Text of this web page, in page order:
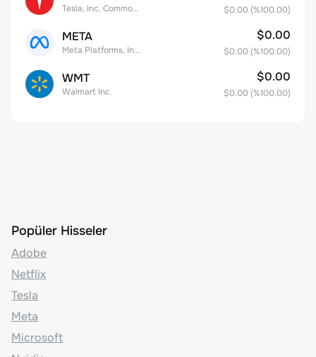
Tesla, Inc. Common Stock $0.00 (%100.00)
META
Meta Platforms, Inc. Class A Common Stock
$0.00
$0.00 (%100.00)
WMT
Walmart Inc.
$0.00
$0.00 (%100.00)
Popüler Hisseler
Adobe
Netflix
Tesla
Meta
Microsoft